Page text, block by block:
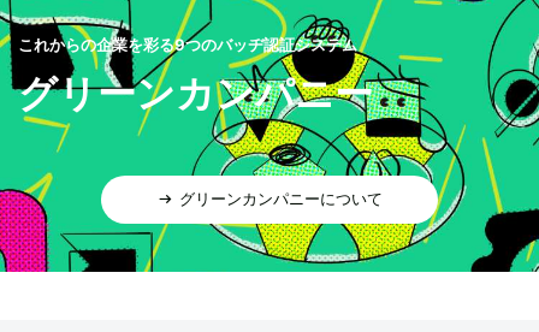
これからの企業を彩る9つのバッヂ認証システム
グリーンカンパニー
グリーンカンパニーについて